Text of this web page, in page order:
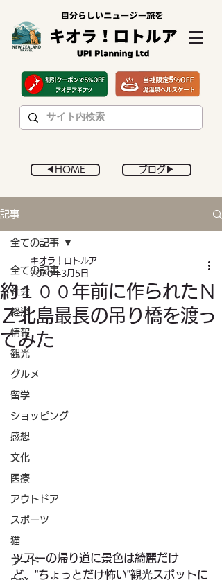
◀︎HOME ブログ▶︎
記事
全ての記事
社会
経済
情報
観光
グルメ
留学
ショッピング
感想
文化
医療
アウトドア
スポーツ
猫
フード
全ての記事
約１００年前に作られたＮ
Ｚ北島最長の吊り橋を渡っ
てみた
キオラ！ロトルア
2020年3月5日
ツアーの帰り道に景色は綺麗だけ
ど、”ちょっとだけ怖い”観光スポットに